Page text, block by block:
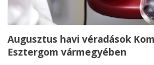
Augusztus havi véradások
Esztergom vármegyében